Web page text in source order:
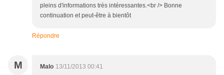
pleins d'informations très intéressantes.<br /> Bonne
continuation et peut-être à bientôt
Répondre
M Malo 13/11/2013 00:41